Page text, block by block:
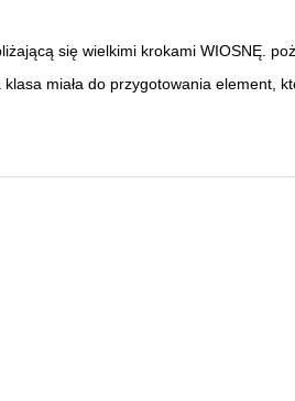
się wielkimi krokami WIOSNĘ.
miała do przygotowania element,